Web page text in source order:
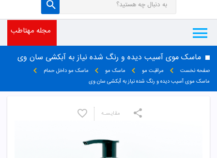
مجله مهتاطب
ماسک موی آسیب دیده و رنگ شده نیاز به آبکشی سان وی
صفحه نخست مراقبت مو ماسک مو
ماسک مو داخل حمام
ماسک موی آسیب دیده و رنگ شده نیاز به آبکشی سان وی
مقایسـه